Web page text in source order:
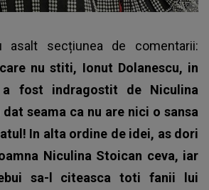
secțiunea de comentarii:
nu stiti, Ionut Dolanescu, in
fost indragostit de Niculina
seama ca nu are nici o sansa
In alta ordine de idei, as dori
Niculina Stoican ceva, iar
sa-l citeasca toti fanii lui